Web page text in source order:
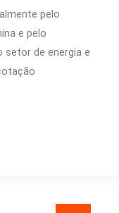
pelo
e pelo
setor de energia e